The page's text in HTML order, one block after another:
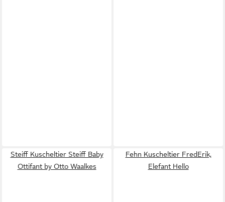
Steiff Kuscheltier Steiff Baby
Ottifant by Otto Waalkes
Fehn Kuscheltier FredErik,
Elefant Hello